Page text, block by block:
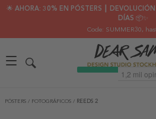
🌟 AHORA: 30% EN PÓSTERS ┃
DÍAS 📦✨
Code: SUMMER30,
PÓSTERS / FOTOGRÁFICOS / REEDS 2